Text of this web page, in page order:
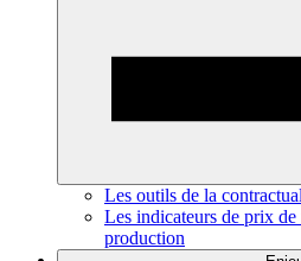
Les outils de la
Les indicateurs de prix de
production